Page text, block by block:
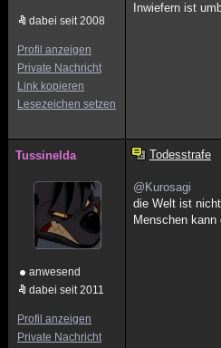
dabei seit 2008
Profil anzeigen
Private Nachricht
Link kopieren
Lesezeichen setzen
Inwiefern ist
Tussinelda
anwesend
dabei seit 2011
Profil anzeigen
Private Nachricht
Todesstrafe
@Kurosagi
die Welt ist
Menschen